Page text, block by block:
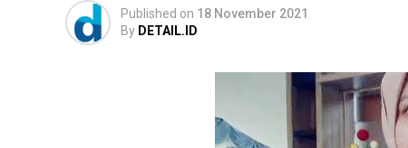
Published on 18 November 2021
By DETAIL.ID